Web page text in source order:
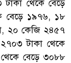
থেকে বেড়ে
বেড়ে ১৯৭৬, ১৮
২০ কেজি ২৪৫৭
টাকা থেকে
বেড়ে ৩০৮৮